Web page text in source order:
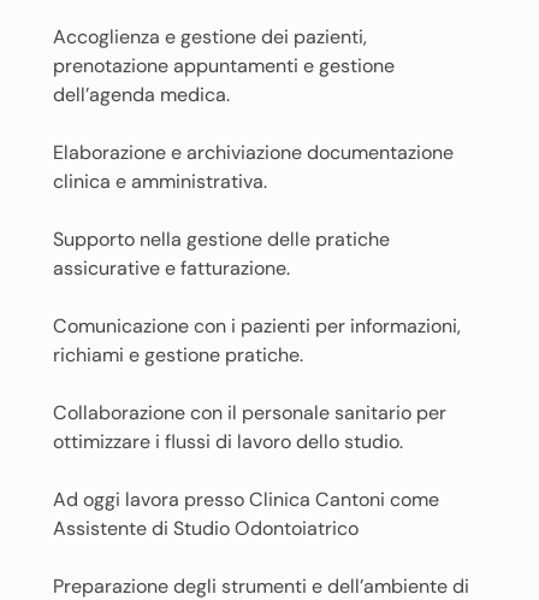
Accoglienza e gestione dei pazienti,
prenotazione appuntamenti e gestione
dell’agenda medica.
Elaborazione e archiviazione documentazione
clinica e amministrativa.
Supporto nella gestione delle pratiche
assicurative e fatturazione.
Comunicazione con i pazienti per informazioni,
richiami e gestione pratiche.
Collaborazione con il personale sanitario per
ottimizzare i flussi di lavoro dello studio.
Ad oggi lavora presso Clinica Cantoni come
Assistente di Studio Odontoiatrico
Preparazione degli strumenti e dell’ambiente di